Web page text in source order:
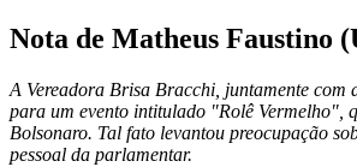
Nota de Matheus Faustino
A Vereadora Brisa Bracchi, juntamente com
para um evento intitulado "Rolê Vermelho",
Bolsonaro. Tal fato levantou preocupação
pessoal da parlamentar.